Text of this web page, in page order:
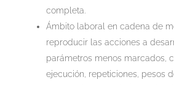
completa.
Ámbito laboral en cadena de
reproducir las acciones a
parámetros menos marcados,
ejecución, repeticiones, pesos